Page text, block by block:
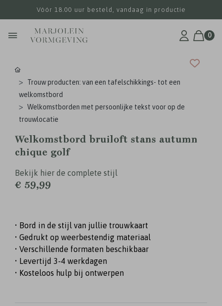
Vóór 18.00 uur besteld, vandaag in productie
0
Trouw producten: van een tafelschikkings- tot een
welkomstbord
Welkomstborden met persoonlijke tekst voor op de
trouwlocatie
Welkomstbord bruiloft stans autumn
chique golf
Bekijk hier de complete stijl
€ 59,99
• Bord in de stijl van jullie trouwkaart
• Gedrukt op weerbestendig materiaal
• Verschillende formaten beschikbaar
• Levertijd 3-4 werkdagen
• Kosteloos hulp bij ontwerpen